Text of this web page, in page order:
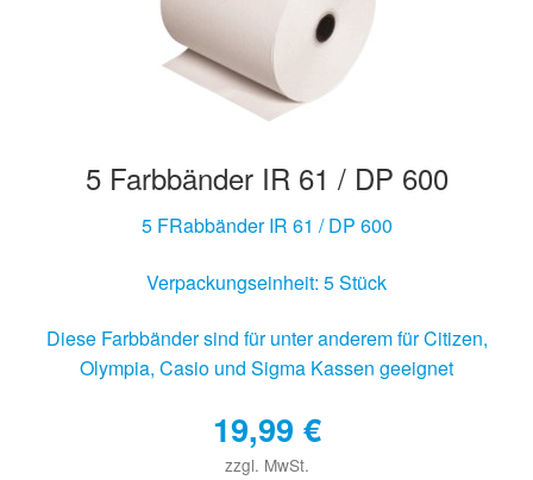
5 Farbbänder IR 61 / DP 600
5 FRabbänder IR 61 / DP 600
Verpackungseinheit: 5 Stück
Diese Farbbänder sind für unter anderem für Citizen,
Olympia, Casio und Sigma Kassen geeignet
19,99 €
zzgl. MwSt.